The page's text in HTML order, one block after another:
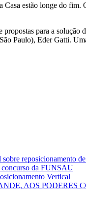
Casa estão longe do
para a
Paulo), Eder Gatti.
reposicionamento
da FUNSAU
Vertical
AOS PODERES